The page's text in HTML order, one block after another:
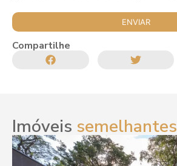
Compartilhe
Imóveis semelhantes